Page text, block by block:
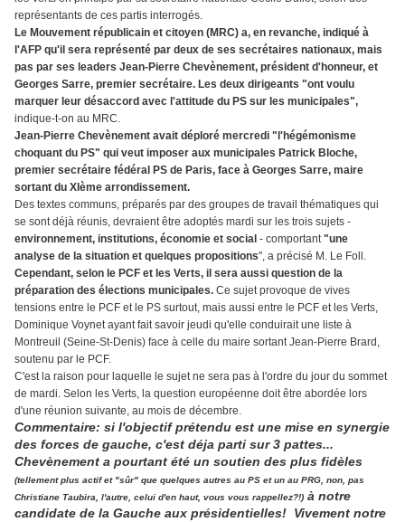
représentants de ces partis interrogés.
Le Mouvement républicain et citoyen (MRC) a, en revanche, indiqué à
l'AFP qu'il sera représenté par deux de ses secrétaires nationaux, mais
pas par ses leaders Jean-Pierre Chevènement, président d'honneur, et
Georges Sarre, premier secrétaire. Les deux dirigeants "ont voulu
marquer leur désaccord avec l'attitude du PS sur les municipales",
indique-t-on au MRC.
Jean-Pierre Chevènement avait déploré mercredi "l'hégémonisme
choquant du PS" qui veut imposer aux municipales Patrick Bloche,
premier secrétaire fédéral PS de Paris, face à Georges Sarre, maire
sortant du XIème arrondissement.
Des textes communs, préparés par des groupes de travail thématiques qui
se sont déjà réunis, devraient être adoptés mardi sur les trois sujets -
environnement, institutions, économie et social - comportant"une
analyse de la situation et quelques propositions", a précisé M. Le Foll.
Cependant, selon le PCF et les Verts, il sera aussi question de la
préparation des élections municipales. Ce sujet provoque de vives
tensions entre le PCF et le PS surtout, mais aussi entre le PCF et les Verts,
Dominique Voynet ayant fait savoir jeudi qu'elle conduirait une liste à
Montreuil (Seine-St-Denis) face à celle du maire sortant Jean-Pierre Brard,
soutenu par le PCF.
C'est la raison pour laquelle le sujet ne sera pas à l'ordre du jour du sommet
de mardi. Selon les Verts, la question européenne doit être abordée lors
d'une réunion suivante, au mois de décembre.
Commentaire: si l'objectif prétendu est une mise en synergie
des forces de gauche, c'est déja parti sur 3 pattes...
Chevènement a pourtant été un soutien des plus fidèles
(tellement plus actif et "sûr" que quelques autres au PS et un au PRG, non, pas
Christiane Taubira, l'autre, celui d'en haut, vous vous rappellez?!) à notre
candidate de la Gauche aux présidentielles! Vivement notre